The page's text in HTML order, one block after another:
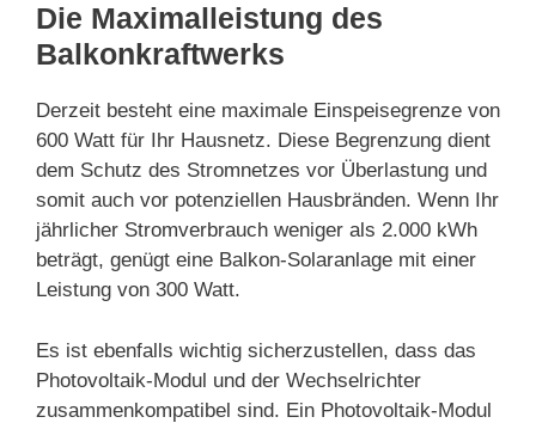
Die Maximalleistung des
Balkonkraftwerks
Derzeit besteht eine maximale Einspeisegrenze von
600 Watt für Ihr Hausnetz. Diese Begrenzung dient
dem Schutz des Stromnetzes vor Überlastung und
somit auch vor potenziellen Hausbränden. Wenn Ihr
jährlicher Stromverbrauch weniger als 2.000 kWh
beträgt, genügt eine Balkon-Solaranlage mit einer
Leistung von 300 Watt.
Es ist ebenfalls wichtig sicherzustellen, dass das
Photovoltaik-Modul und der Wechselrichter
zusammenkompatibel sind. Ein Photovoltaik-Modul